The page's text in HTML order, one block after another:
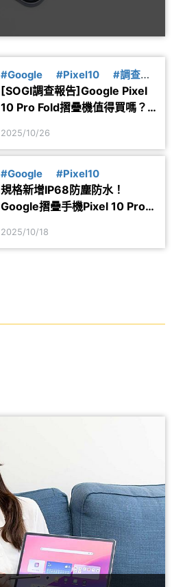
#Google #Pixel10
#調查報
告
[SOGI調查報告]Google Pixel
10 Pro Fold摺疊機值得買嗎？
2025/10/26
#Google #Pixel10
規格新增IP68防塵防水！
Google摺疊手機Pixel 10 Pro
2025/10/18